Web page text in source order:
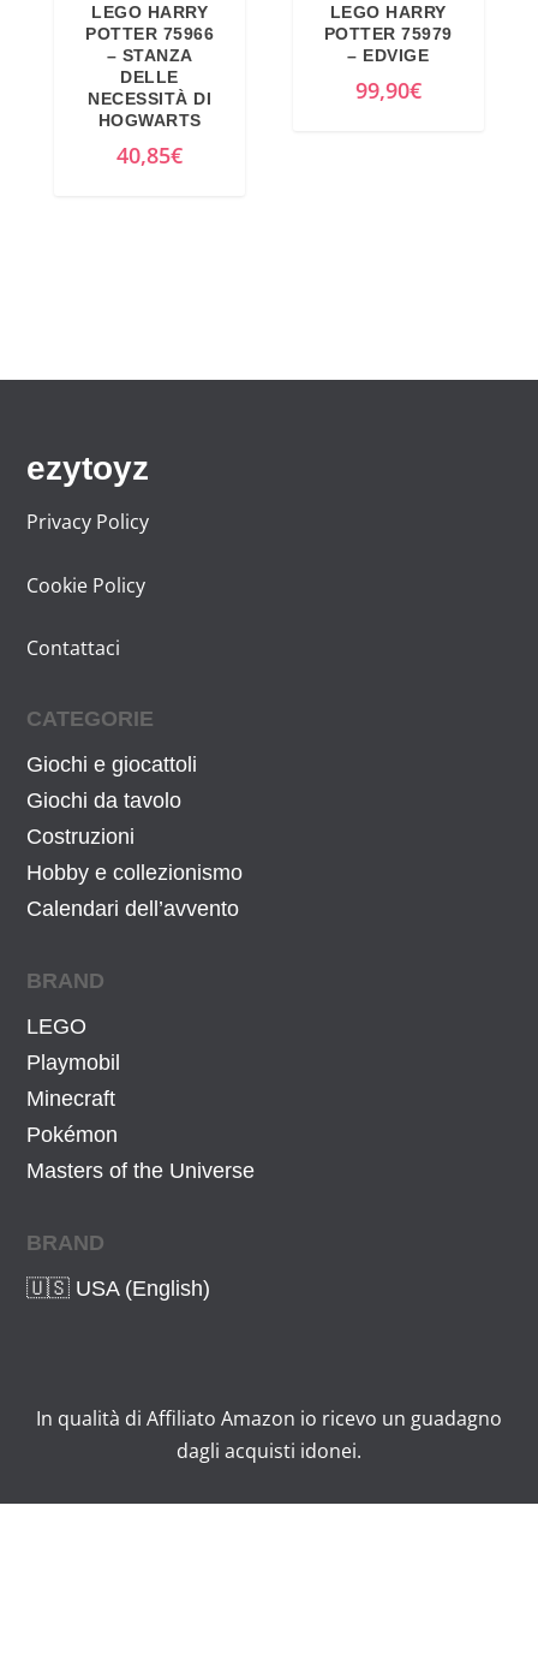
LEGO HARRY
POTTER 75966
– STANZA
DELLE
NECESSITÀ DI
HOGWARTS
40,85€
LEGO HARRY
POTTER 75979
– EDVIGE
99,90€
ezytoyz
Privacy Policy
Cookie Policy
Contattaci
CATEGORIE
Giochi e giocattoli
Giochi da tavolo
Costruzioni
Hobby e collezionismo
Calendari dell’avvento
BRAND
LEGO
Playmobil
Minecraft
Pokémon
Masters of the Universe
BRAND
🇺🇸 USA (English)
In qualità di Affiliato Amazon io ricevo un guadagno
dagli acquisti idonei.